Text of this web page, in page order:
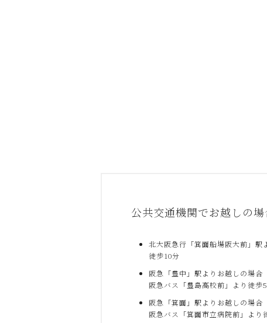
公共交通機関でお越しの場
北大阪急行「箕面船場阪大前」駅
徒歩10分
阪急「豊中」駅よりお越しの場合
阪急バス「豊島高校前」より徒歩
阪急「箕面」駅よりお越しの場合
阪急バス「箕面市立病院前」より